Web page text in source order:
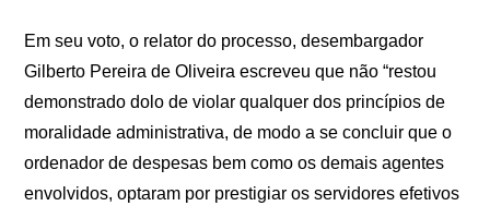
Em seu voto, o relator do processo, desembargador
Gilberto Pereira de Oliveira escreveu que não “restou
demonstrado dolo de violar qualquer dos princípios de
moralidade administrativa, de modo a se concluir que o
ordenador de despesas bem como os demais agentes
envolvidos, optaram por prestigiar os servidores efetivos